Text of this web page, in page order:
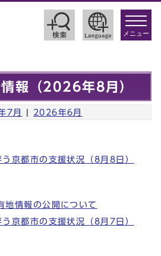
toggle
メニュー
報（2026年8月）
7月 2026年6月
京都市の支援状況（8月8日）
地情報の公開について
京都市の支援状況（8月7日）